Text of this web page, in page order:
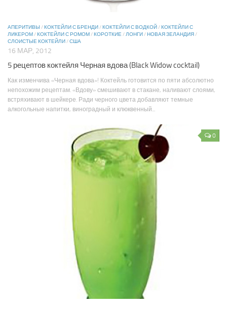
АПЕРИТИВЫ / КОКТЕЙЛИ С БРЕНДИ / КОКТЕЙЛИ С ВОДКОЙ / КОКТЕЙЛИ С
ЛИКЕРОМ / КОКТЕЙЛИ С РОМОМ / КОРОТКИЕ/ЛОНГИ / НОВАЯ ЗЕЛАНДИЯ /
СЛОИСТЫЕ КОКТЕЙЛИ /США
16 МАР, 2012
5 рецептов коктейля Черная вдова (Black Widow cocktail)
Как изменчива «Черная вдова»! Коктейль готовится по пяти абсолютно
непохожим рецептам. «Вдову» смешивают в стакане, наливают слоями,
встряхивают в шейкере. Ради черного цвета добавляют темные
алкогольные напитки, виноградный и клюквенный...
0